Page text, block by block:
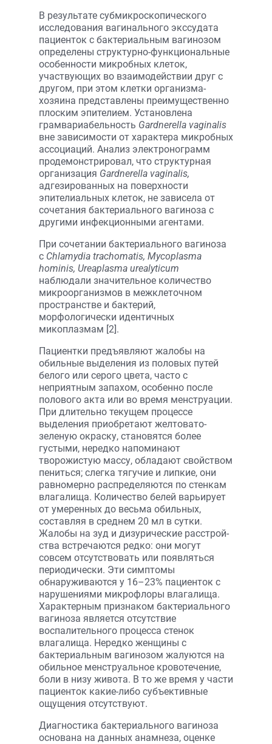
В результате субмикроскопического
исследования вагинального экссудата
пациенток с бактериальным вагинозом
определены структурно-функциональные
особенности микробных клеток,
участвующих во взаимодействии друг с
другом, при этом клетки организма-
хозяина представлены преимущественно
плоским эпителием. Установлена
грамвариабельность Gardnerella vaginalis
вне зависимости от характера микробных
ассоциаций. Анализ электронограмм
продемонстрировал, что структурная
организация Gardnerella vaginalis,
адгезированных на поверхности
эпителиальных клеток, не зависела от
сочетания бактериального вагиноза с
другими инфекционными агентами.
При сочетании бактериального вагиноза
с Chlamydia trachomatis, Mycoplasma
hominis, Ureaplasma urealyticum
наблюдали значительное количество
микроорганизмов в межклеточном
пространстве и бактерий,
морфологически идентичных
микоплазмам [2].
Пациентки предъявляют жалобы на
обильные выделения из половых путей
белого или серого цвета, часто с
неприятным запахом, особенно после
полового акта или во время менструации.
При длительно текущем процессе
выделения приобретают желтовато-
зеленую окраску, становятся более
густыми, нередко напоминают
творожистую массу, обладают свойством
пениться; слегка тягучие и липкие, они
равномерно распределяются по стенкам
влагалища. Количество белей варьирует
от умеренных до весьма обильных,
составляя в среднем 20 мл в сутки.
Жалобы на зуд и дизурические расстрой­
ства встречаются редко: они могут
совсем отсутствовать или появляться
периодически. Эти симптомы
обнаруживаются у 16–23% пациенток с
нарушениями микрофлоры влагалища.
Характерным признаком бактериального
вагиноза является отсутствие
воспалительного процесса стенок
влагалища. Нередко женщины с
бактериальным вагинозом жалуются на
обильное менструальное кровотечение,
боли в низу живота. В то же время у части
пациенток какие-либо субъективные
ощущения отсутствуют.
Диагностика бактериального вагиноза
основана на данных анамнеза, оценке